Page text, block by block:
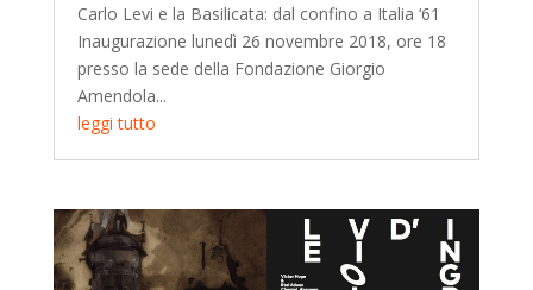
Carlo Levi e la Basilicata: dal confino a Italia ‘61
Inaugurazione lunedì 26 novembre 2018, ore 18
presso la sede della Fondazione Giorgio
Amendola...
leggi tutto